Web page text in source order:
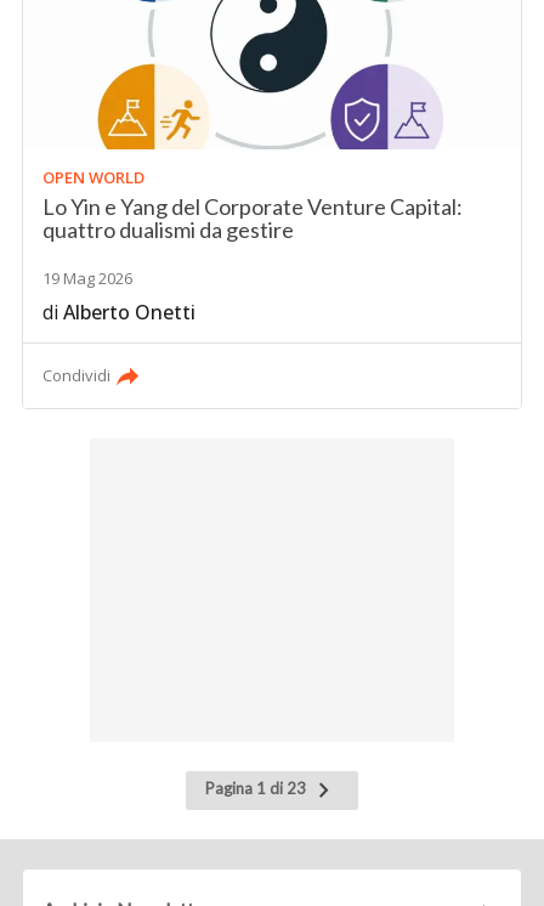
OPEN WORLD
Lo Yin e Yang del Corporate Venture Capital:
quattro dualismi da gestire
19 Mag 2026
diAlberto Onetti
Condividi
Pagina 1 di 23
Pagina
successiva